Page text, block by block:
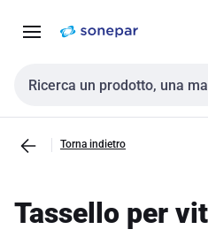
navigazione alla
Cerca input
Torna indietro
Tassello per